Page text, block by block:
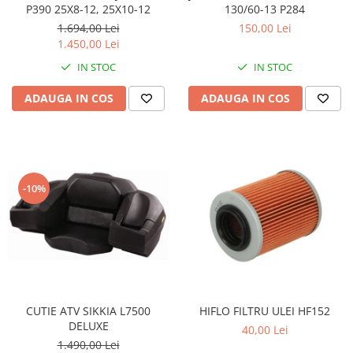
Culbutor admisie
Ghidoane
Pivoti
Rulmenti
Alimentare, Admisie & Evacuare
Admisie
ARC Toba
Carburator
FILTRU BENZINA
P390 25X8-12, 25X10-12
1.694,00 Lei
1.450,00 Lei
IN STOC
ADAUGA IN COS
130/60-13 P284
150,00 Lei
IN STOC
ADAUGA IN COS
-10%
CUTIE ATV SIKKIA L7500
DELUXE
1.490,00 Lei
HIFLO FILTRU ULEI HF152
40,00 Lei